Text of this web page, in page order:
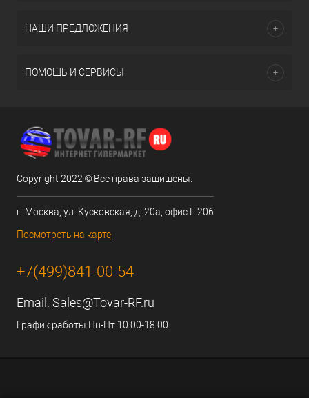
НАШИ ПРЕДЛОЖЕНИЯ
ПОМОЩЬ И СЕРВИСЫ
Copyright 2022 © Все права защищены.
г. Москва, ул. Кусковская, д. 20а, офис Г 206
Посмотреть на карте
+7(499)841-00-54
Email: Sales@Tovar-RF.ru
График работы Пн-Пт 10:00-18:00